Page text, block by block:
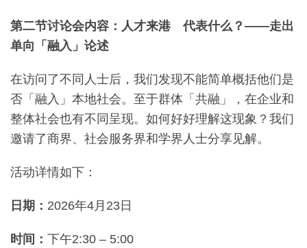
第二节讨论会内容：人才来港 代表什么？ ——走出
单向「融入」论述
在访问了不同人士后，我们发现不能简单概括他们是
否「融入」本地社会。至于群体「共融」，在企业和
整体社会也有不同呈现。如何好好理解这现象？我们
邀请了商界、社会服务界和学界人士分享见解。
活动详情如下：
日期： 2026年4月23日
时间： 下午2:30 – 5:00